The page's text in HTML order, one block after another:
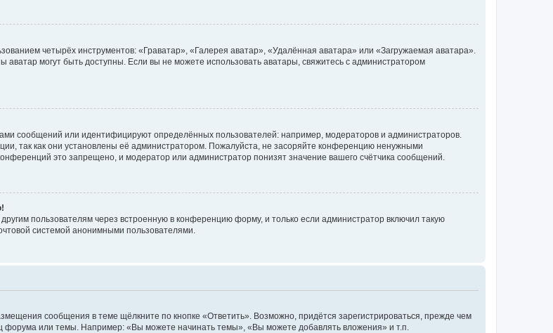
четырёх инструментов: «Граватар», «Галерея аватар», «Удалённая аватара» или «Загружаемая аватара».
аватар могут быть доступны. Если вы не можете использовать аватары, свяжитесь с администратором
сообщений или идентифицируют определённых пользователей: например, модераторов и администраторов.
так как они установлены её администратором. Пожалуйста, не засоряйте конференцию ненужными
это запрещено, и модератор или администратор понизят значение вашего счётчика сообщений.
пользователям через встроенную в конференцию форму, и только если администратор включил такую
системой анонимными пользователями.
сообщения в теме щёлкните по кнопке «Ответить». Возможно, придётся зарегистрироваться, прежде чем
форума или темы. Например: «Вы можете начинать темы», «Вы можете добавлять вложения» и т.п.